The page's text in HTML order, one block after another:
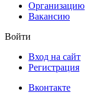
Организацию
Вакансию
Войти
Вход на сайт
Регистрация
Вконтакте